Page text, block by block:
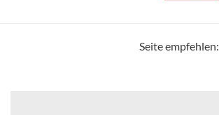
Seite empfehlen: